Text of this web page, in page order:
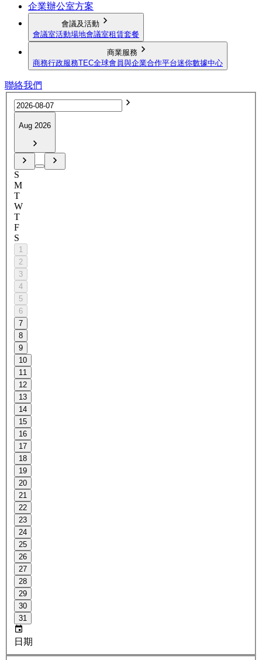
企業辦公室方案
會議及活動
會議室活動場地會議室租賃套餐
商業服務
商務行政服務TEC全球會員與企業合作平台迷你數據中心
聯絡我們
Aug 2026
S
M
T
W
T
F
S
1
2
3
4
5
6
7
8
9
10
11
12
13
14
15
16
17
18
19
20
21
22
23
24
25
26
27
28
29
30
31
日期